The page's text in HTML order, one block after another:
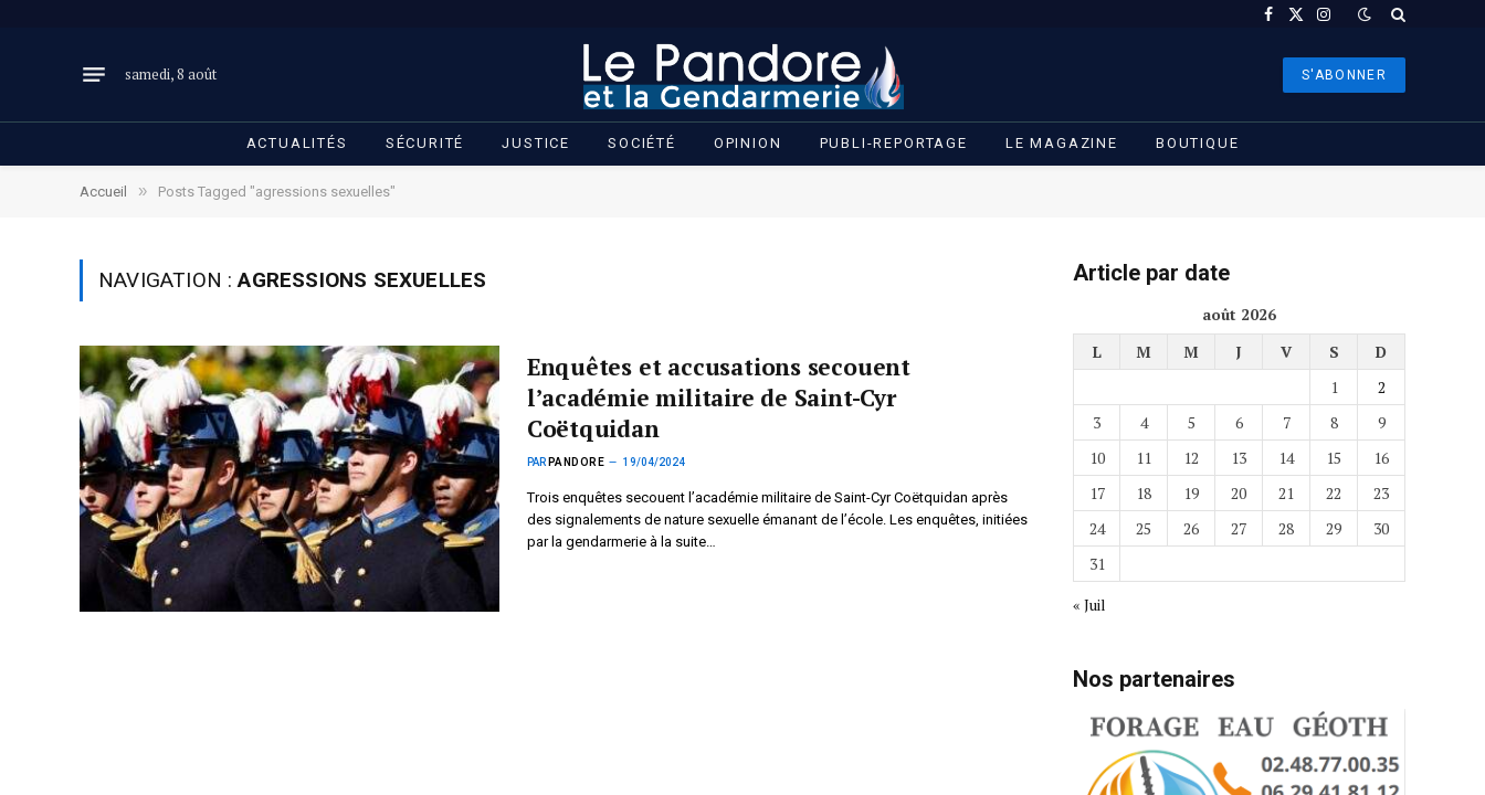
Facebook
X
Instagram
samedi, 8 août S'ABONNER
ACTUALITÉS SÉCURITÉ JUSTICE SOCIÉTÉ OPINION PUBLI-REPORTAGE LE MAGAZINE BOUTIQUE
Accueil » Posts Tagged "agressions sexuelles"
NAVIGATION :AGRESSIONS SEXUELLES
Enquêtes et accusations secouent
l’académie militaire de Saint-Cyr
Coëtquidan
PAR PANDORE 19/04/2024
Trois enquêtes secouent l’académie militaire de Saint-Cyr Coëtquidan après
des signalements de nature sexuelle émanant de l’école. Les enquêtes, initiées
par la gendarmerie à la suite…
Article par date
août 2026
L
M M J V S
D
1
2
3
4 5 6 7 8
9
10
11 12 13 14 15
16
17
18 19 20 21 22
23
24
25 26 27 28 29
30
31
« Juil
Nos partenaires